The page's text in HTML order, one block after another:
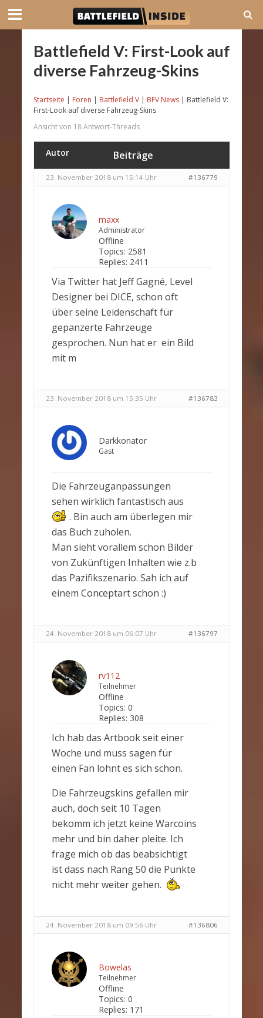
Battlefield V: First-Look auf
diverse Fahrzeug-Skins
Startseite | Foren | Battlefield V | BFV News | Battlefield V:
First-Look auf diverse Fahrzeug-Skins
Ansicht von 18 Antwort-Threads
Autor Beiträge
23. November 2018 um 15:14 Uhr #136779
maxx
Administrator
Offline
Topics: 2581
Replies: 2411
Via Twitter hat Jeff Gagné, Level
Designer bei DICE, schon oft
über seine Leidenschaft für
gepanzerte Fahrzeuge
gesprochen. Nun hat er ein Bild
mit m
23. November 2018 um 15:35 Uhr #136783
Darkkonator
Gast
Die Fahrzeuganpassungen
sehen wirklich fantastisch aus
. Bin auch am überlegen mir
das Buch zuholen.
Man sieht vorallem schon Bilder
von Zukünftigen Inhalten wie z.b
das Pazifikszenario. Sah ich auf
einem Conceptart schon :)
24. November 2018 um 06:07 Uhr #136797
rv112
Teilnehmer
Offline
Topics: 0
Replies: 308
Ich hab das Artbook seit einer
Woche und muss sagen für
einen Fan lohnt es sich schon.
Die Fahrzeugskins gefallen mir
auch, doch seit 10 Tagen
bekomm ich jetzt keine Warcoins
mehr und bin daher pleite. Ich
frage mich ob das beabsichtigt
ist dass nach Rang 50 die Punkte
nicht mehr weiter gehen.
24. November 2018 um 09:56 Uhr #136806
Bowelas
Teilnehmer
Offline
Topics: 0
Replies: 171